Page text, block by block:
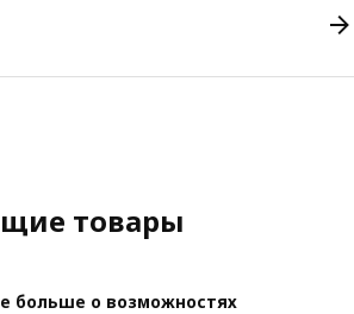
товары
больше о возможностях